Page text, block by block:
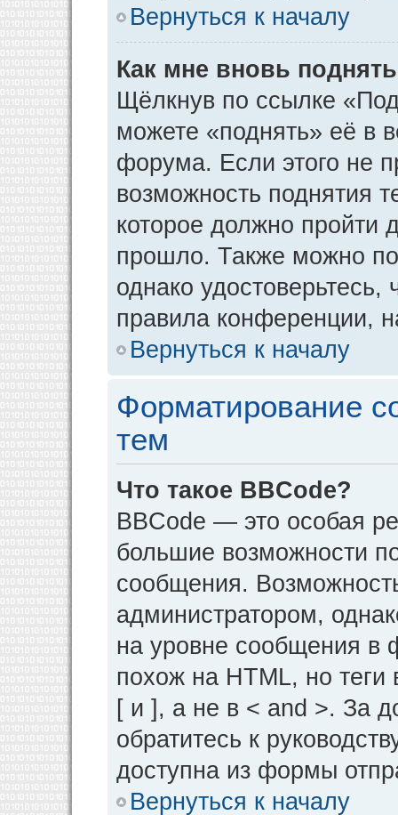
Вернуться к началу
Как мне вновь
Щёлкнув по ссылке
можете «поднять» её в
форума. Если этого не
возможность поднятия
которое должно пройти
прошло. Также можно
однако
правила конференции,
Вернуться к началу
Форматирование
тем
Что такое BBCode?
BBCode — это особая
большие возможности
сообщения.
администратором,
на уровне сообщения в
похож на HTML, но теги
[ и ], а не в < and >. За
обратитесь к
доступна из формы
Вернуться к началу